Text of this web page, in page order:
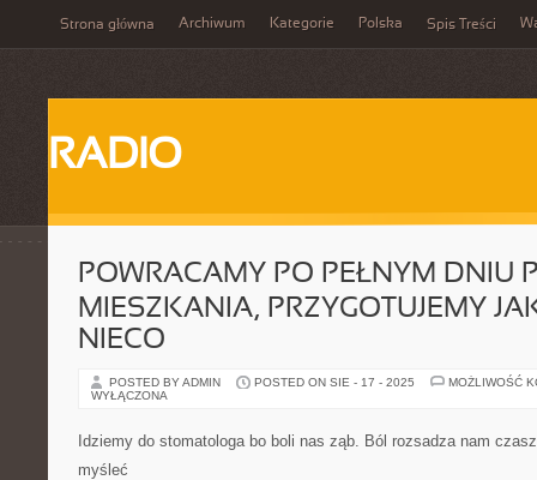
Strona główna Archiwum Kategorie Polska Spis Treści
RADIO
POWRACAMY PO PEŁNYM DNIU
MIESZKANIA, PRZYGOTUJEMY
NIECO
POSTED BY ADMIN POSTED ON SIE - 17 - 2025
MOŻLIWOŚĆ
WYŁĄCZONA
Idziemy do stomatologa bo boli nas ząb. Ból rozsadza nam
myśleć